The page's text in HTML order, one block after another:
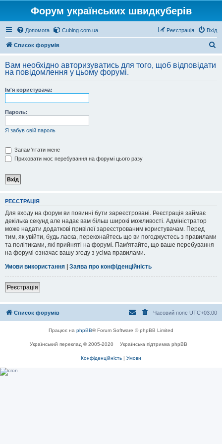
Форум українських швидкуберів
Допомога Cubing.com.ua Вхід
Реєстрація
Список форумів
у
Вам необхідно авторизуватись для того, щоб відповідати
на повідомлення у цьому форумі.
Ім'я користувача:
Пароль:
Я забув свій пароль
Запам'ятати мене
Приховати моє перебування на форумі цього разу
РЕЄСТРАЦІЯ
Для входу на форум ви повинні бути зареєстровані. Реєстрація займає
декілька секунд але надає вам більш широкі можливості. Адміністратор
може надати додаткові привілеї зареєстрованим користувачам. Перед
тим, як увійти, будь ласка, переконайтесь що ви погоджуєтесь з правилами
та політиками, які прийняті на форумі. Пам'ятайте, що ваше перебування
на форумі означає вашу згоду з усіма правилами.
Умови використання | Заява про конфіденційність
Реєстрація
Список форумів Часовий пояс UTC+03:00
Працює на phpBB® Forum Software © phpBB Limited
Український переклад © 2005-2020 Українська підтримка phpBB
Конфіденційність | Умови